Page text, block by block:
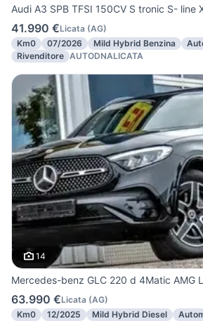
Audi A3 SPB TFSI 150CV S tronic S- line
41.990 €Licata (AG)
Km0
07/2026 Mild Hybrid Benzina
Rivenditore AUTODNALICATA
14
Mercedes-benz GLC 220 d 4Matic AMG
63.990 €Licata (AG)
Km0
12/2025 Mild Hybrid Diesel